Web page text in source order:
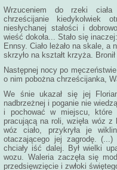
Wrzuceniem do rzeki ciała
chrześcijanie kiedykolwiek
niesłychanej stałości i
wieść dokoła... Stało się
Ennsy. Ciało leżało na skale, a
skrzyło na kształt krzyża.
Następnej nocy po
o nim pobożna chrześcijanka,
We śnie ukazał się jej
nadbrzeżnej i poganie nie
i pochować w miejscu, które
pracującą na roli, wzięła wóz
wóz ciało, przykryła je
otaczającego jej zagrodę.
chciały iść dalej. Był wielki
wozu. Waleria zaczęła się
przedsięwzięcie i zwłoki